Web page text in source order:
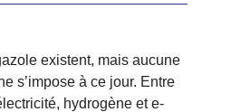
existent, mais aucune
s’impose à ce jour. Entre
hydrogène et e-